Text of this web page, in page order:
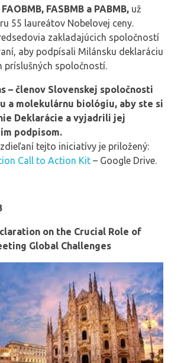
FAOBMB, FASBMB a PABMB, už
55 laureátov Nobelovej ceny.
zakladajúcich spoločností
aby podpísali Milánsku deklaráciu
príslušných spoločností.
– členov Slovenskej spoločnosti
a molekulárnu biológiu, aby ste si
Deklarácie a vyjadrili jej
podpisom.
tejto iniciatívy je priložený:
Call to Action Kit – Google Drive.
on the Crucial Role of
Global Challenges